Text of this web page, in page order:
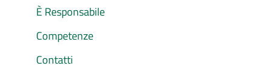
È Responsabile
Competenze
Contatti